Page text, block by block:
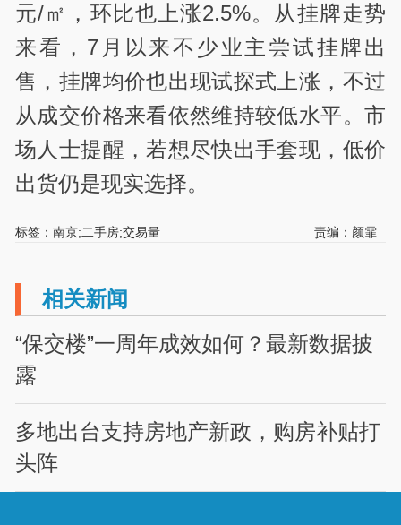
元/㎡，环比也上涨2.5%。从挂牌走势
来看，7月以来不少业主尝试挂牌出
售，挂牌均价也出现试探式上涨，不过
从成交价格来看依然维持较低水平。市
场人士提醒，若想尽快出手套现，低价
出货仍是现实选择。
标签：南京;二手房;交易量 责编：颜霏
相关新闻
“保交楼”一周年成效如何？最新数据披
露
多地出台支持房地产新政，购房补贴打
头阵